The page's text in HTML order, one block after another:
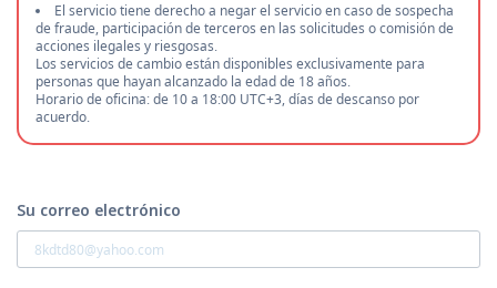
El servicio tiene derecho a negar el servicio en caso de sospecha
de fraude, participación de terceros en las solicitudes o comisión de
acciones ilegales y riesgosas.
Los servicios de cambio están disponibles exclusivamente para
personas que hayan alcanzado la edad de 18 años.
Horario de oficina: de 10 a 18:00 UTC+3, días de descanso por
acuerdo.
Su correo electrónico